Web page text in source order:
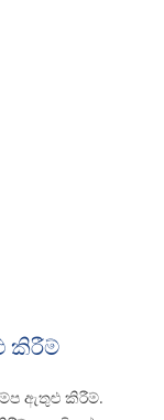
කිරීම්
ඇතුළු කිරීම්.